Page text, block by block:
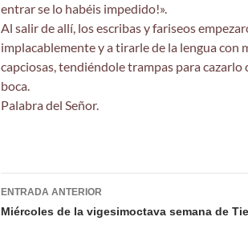
entrar se lo habéis impedido!».
Al salir de allí, los escribas y fariseos
implacablemente y a tirarle de la lengua con
capciosas, tendiéndole trampas para cazarlo
boca.
Palabra del Señor.
Navegación
de
ENTRADA ANTERIOR
Miércoles de la vigesimoctava semana de